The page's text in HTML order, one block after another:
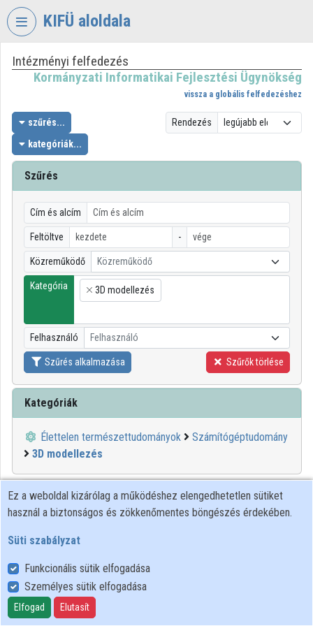
Fejléc kihagyása
KIFÜ aloldala
VIDEOTORIUM
INFORMATIKAI
FEJLESZTÉSI
ÜGYNÖKSÉG
Intézményi kezdőlap
Bejelentkezés
Intézményi felfedezés
Kategóriák
Intézményi listák
Intézmények
Közreműködők
Intézményi felfedezés
Kormányzati Informatikai Fejlesztési Ügynökség
vissza a globális felfedezéshez
szűrés...
kategóriák...
Rendezés
Szűrés
Cím és alcím
Feltöltve -
Közreműködő Közreműködő
Kategória
×
3D modellezés
Felhasználó Felhasználó
Szűrés alkalmazása Szűrők törlése
Kategóriák
Élettelen természettudományok
Számítógéptudomány
3D modellezés
00:21:19 KIFÜ
Ez a weboldal kizárólag a működéshez elengedhetetlen sütiket
használ a biztonságos és zökkenőmentes böngészés érdekében.
Süti szabályzat
Funkcionális sütik elfogadása
Személyes sütik elfogadása
Elfogad Elutasít